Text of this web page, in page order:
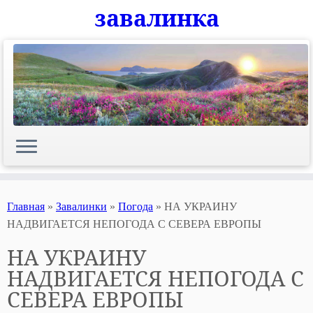
content
завалинка
Главная » Завалинки » Погода » НА УКРАИНУ
НАДВИГАЕТСЯ НЕПОГОДА С СЕВЕРА ЕВРОПЫ
НА УКРАИНУ
НАДВИГАЕТСЯ НЕПОГОДА С
СЕВЕРА ЕВРОПЫ